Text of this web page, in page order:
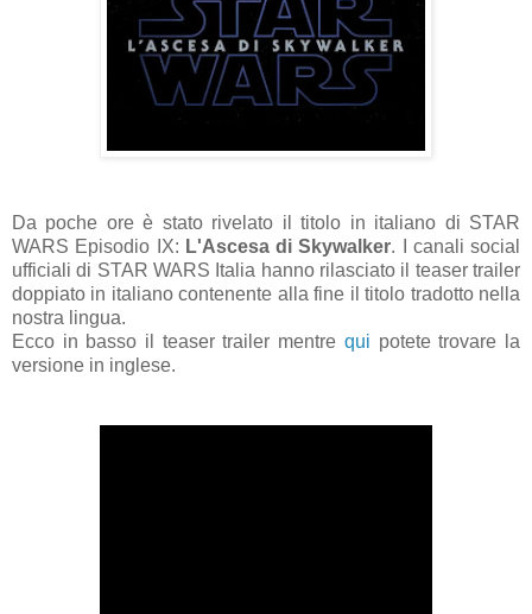
Da poche ore è stato rivelato il titolo in italiano di STAR
WARS Episodio IX: L'Ascesa di Skywalker. I canali social
ufficiali di STAR WARS Italia hanno rilasciato il teaser trailer
doppiato in italiano contenente alla fine il titolo tradotto nella
nostra lingua.
Ecco in basso il teaser trailer mentre qui potete trovare la
versione in inglese.